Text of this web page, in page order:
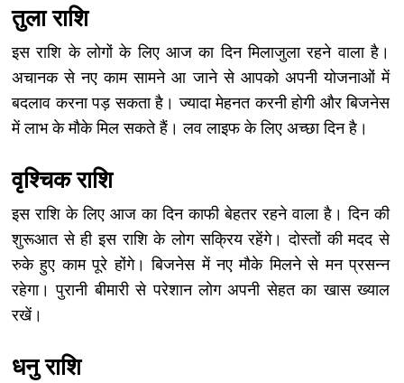
तुला राशि
इस राशि के लोगों के लिए आज का दिन मिलाजुला रहने वाला है।
अचानक से नए काम सामने आ जाने से आपको अपनी योजनाओं में
बदलाव करना पड़ सकता है। ज्यादा मेहनत करनी होगी और बिजनेस
में लाभ के मौके मिल सकते हैं। लव लाइफ के लिए अच्छा दिन है।
वृश्चिक राशि
इस राशि के लिए आज का दिन काफी बेहतर रहने वाला है। दिन की
शुरूआत से ही इस राशि के लोग सक्रिय रहेंगे। दोस्तों की मदद से
रुके हुए काम पूरे होंगे। बिजनेस में नए मौके मिलने से मन प्रसन्न
रहेगा। पुरानी बीमारी से परेशान लोग अपनी सेहत का खास ख्याल
रखें।
धनु राशि